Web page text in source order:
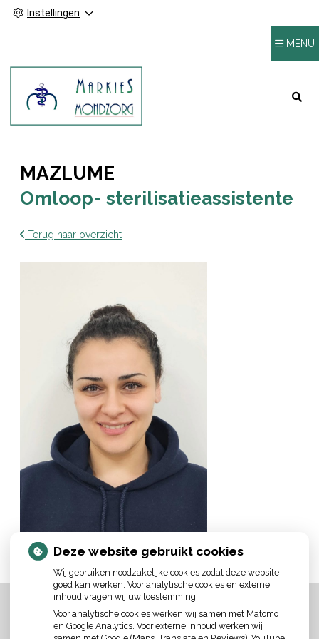
Instellingen
MENU
MAZLUME
Omloop- sterilisatieassistente
Terug naar overzicht
Deze website gebruikt cookies
Wij gebruiken noodzakelijke cookies zodat deze website
goed kan werken. Voor analytische cookies en externe
inhoud vragen wij uw toestemming.
Voor analytische cookies werken wij samen met Matomo
en Google Analytics. Voor externe inhoud werken wij